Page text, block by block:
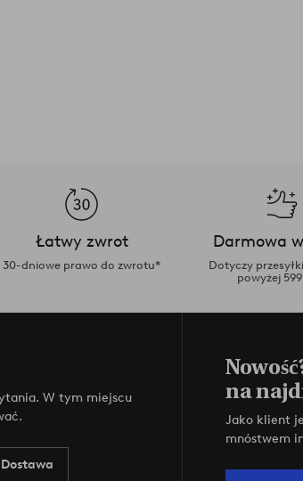
Łatwy zwrot
30-dniowe prawo do zwrotu*
Darmowa
Dotyczy
powyżej
W tym miejscu
Dostawa
na
Jako klient
mnóstwem